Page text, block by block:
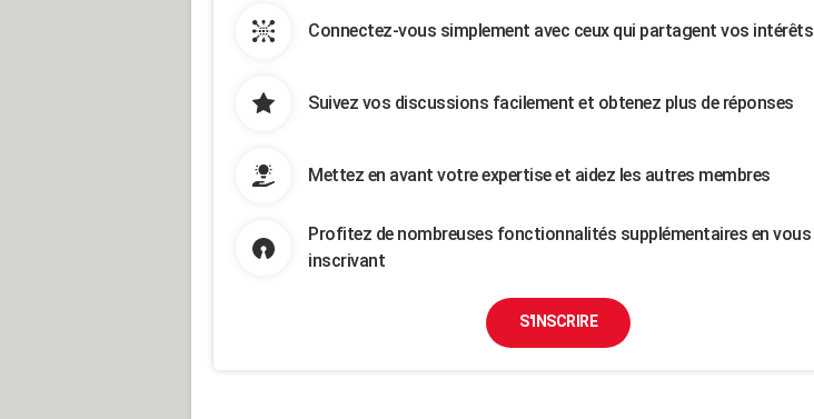
Connectez-vous simplement avec ceux qui partagent vos intérêts
Suivez vos discussions facilement et obtenez plus de réponses
Mettez en avant votre expertise et aidez les autres membres
Profitez de nombreuses fonctionnalités supplémentaires en vous
inscrivant
S'INSCRIRE